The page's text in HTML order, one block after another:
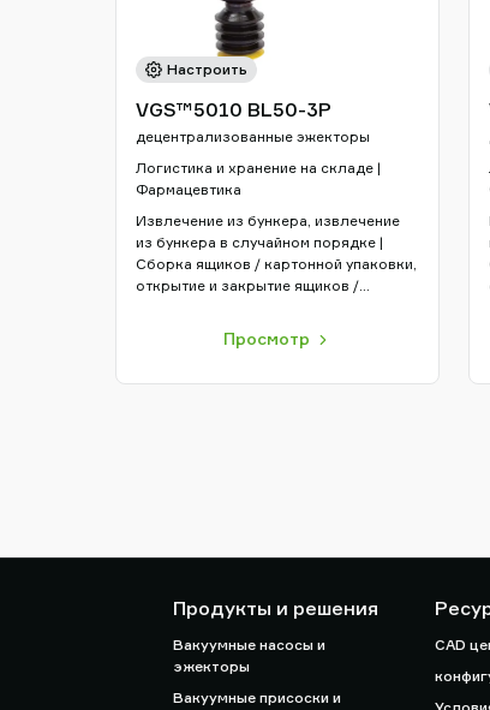
Настроить
VGS™5010 BL50-3P
децентрализованные эжекторы
Логистика и хранение на складе |
Фармацевтика
Извлечение из бункера, извлечение
из бункера в случайном порядке |
Сборка ящиков / картонной упаковки,
открытие и закрытие ящиков /
перемещение с упаковкой роботами
Просмотр
Продукты и решения
Вакуумные насосы и
эжекторы
Вакуумные присоски и
CAD